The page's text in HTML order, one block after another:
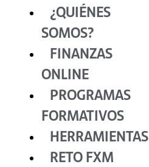
¿QUIÉNES
SOMOS?
FINANZAS
ONLINE
PROGRAMAS
FORMATIVOS
HERRAMIENTAS
RETO FXM